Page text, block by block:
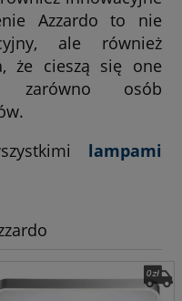
Azzardo to nie
ale również
że cieszą się one
zarówno osób
lampami